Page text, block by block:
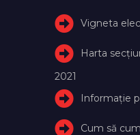
Vigneta
Harta
2021
Informație
Cum să